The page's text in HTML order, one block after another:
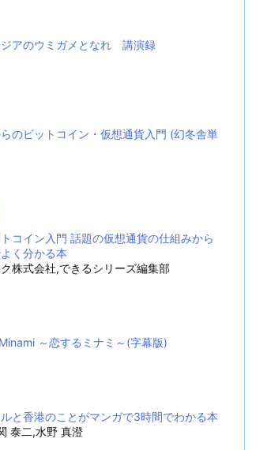
アのウミガメとなれ 講演録
のビットコイン・仮想通貨入門 (幻冬舎単
コイン入門 話題の仮想通貨の仕組みから
く分かる本
株式会社,できるシリーズ編集部
～恋するミナミ～(字幕版)
と香港のことがマンガで3時間でわかる本
泰二,水野 真澄